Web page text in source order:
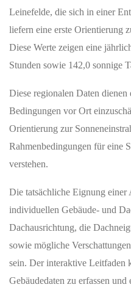
Leinefelde, die sich in einer
liefern eine erste Orientierung
Diese Werte zeigen eine
Stunden sowie 142,0 sonnige
Diese regionalen Daten dienen
Bedingungen vor Ort
Orientierung zur
Rahmenbedingungen für eine
verstehen.
Die tatsächliche Eignung einer
individuellen Gebäude- und
Dachausrichtung, die
sowie mögliche
sein. Der interaktive Leitfaden
Gebäudedaten zu erfassen